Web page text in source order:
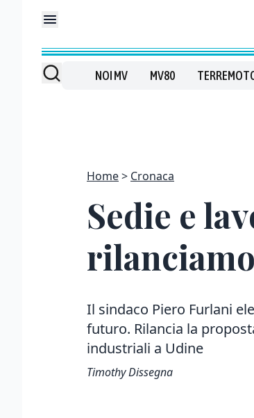
NOI MV MV80
Home Cronaca
Sedie e
Il sindaco Piero Furlani
futuro. Rilancia la
industriali a Udine
Timothy Dissegna